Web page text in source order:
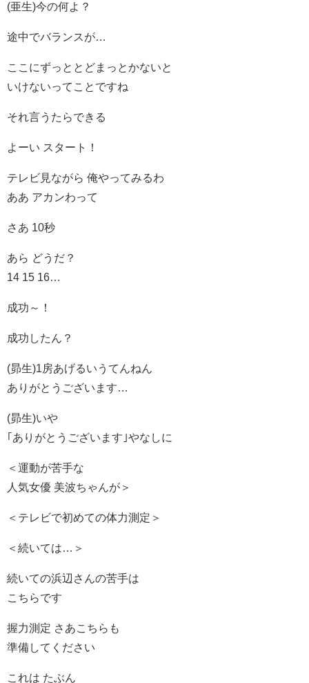
(亜生)今の何よ？
途中でバランスが…
ここにずっととどまっとかないと
いけないってことですね
それ言うたらできる
よーい スタート！
テレビ見ながら 俺やってみるわ
ああ アカンわって
さあ 10秒
あら どうだ？
14 15 16…
成功～！
成功したん？
(昴生)1房あげるいうてんねん
ありがとうございます…
(昴生)いや
｢ありがとうございます｣やなしに
＜運動が苦手な
人気女優 美波ちゃんが＞
＜テレビで初めての体力測定＞
＜続いては…＞
続いての浜辺さんの苦手は
こちらです
握力測定 さあこちらも
準備してください
これは たぶん